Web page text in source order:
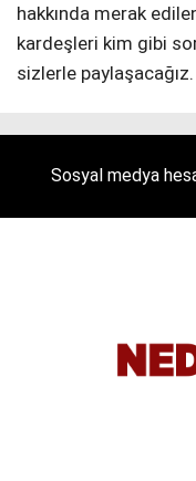
hakkında merak
kardeşleri kim gibi
sizlerle paylaşacağız.
Sosyal medya